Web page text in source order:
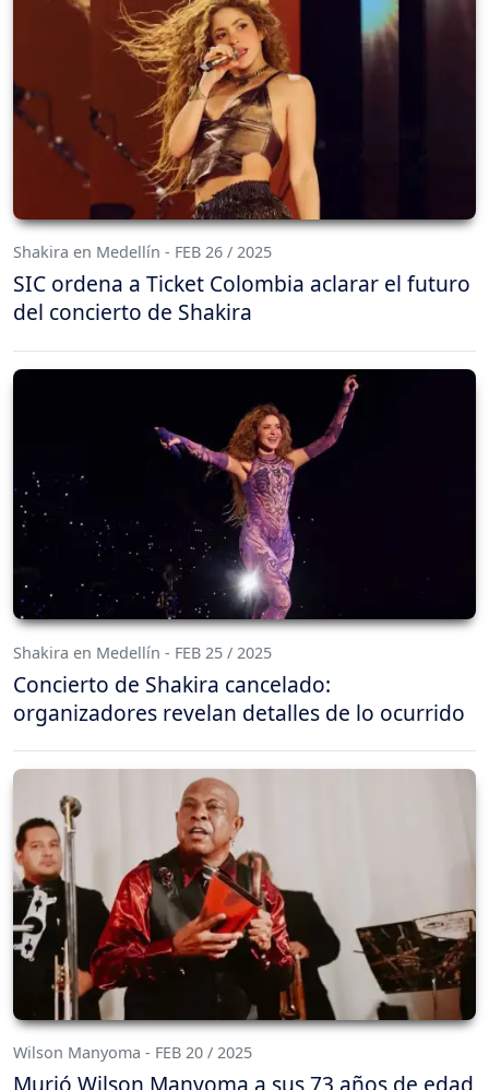
Shakira en Medellín - FEB 26 / 2025
SIC ordena a Ticket Colombia aclarar el futuro
del concierto de Shakira
Shakira en Medellín - FEB 25 / 2025
Concierto de Shakira cancelado:
organizadores revelan detalles de lo ocurrido
Wilson Manyoma - FEB 20 / 2025
Murió Wilson Manyoma a sus 73 años de edad